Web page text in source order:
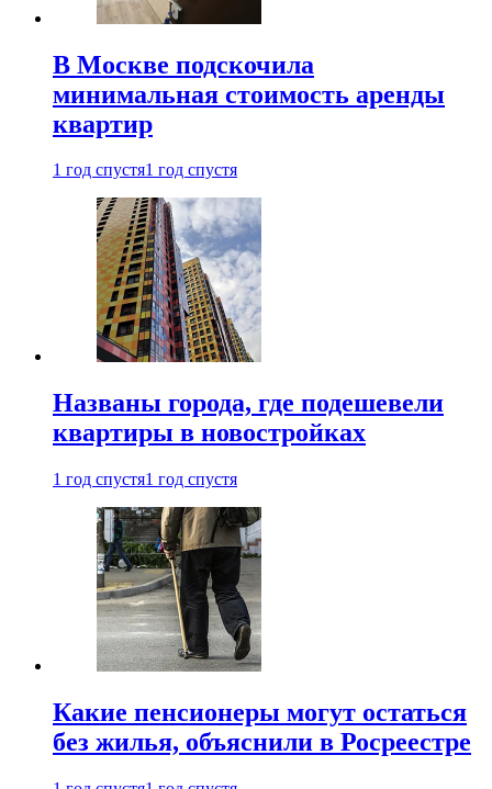
В Москве подскочила
минимальная стоимость аренды
квартир
1 год спустя1 год спустя
Названы города, где подешевели
квартиры в новостройках
1 год спустя1 год спустя
Какие пенсионеры могут остаться
без жилья, объяснили в Росреестре